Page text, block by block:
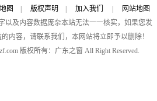
图 版权声明 加入我们
网站地图
以及内容数据庞杂本站无法一一核实，如果您发
内容，请联系我们，本网站将立即予以删除！
版权所有：广东之窗 All Right Reserved.